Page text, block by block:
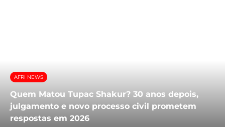
AFRI NEWS
Quem Matou Tupac Shakur? 30 anos depois,
julgamento e novo processo civil prometem
respostas em 2026